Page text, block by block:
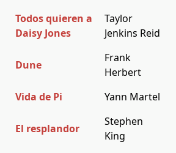
Todos quieren a
Daisy Jones
Taylor
Jenkins Reid
Dune
Frank
Herbert
Vida de Pi Yann Martel
El resplandor
Stephen
King